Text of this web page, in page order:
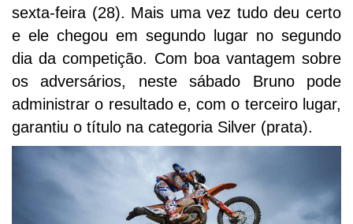
sexta-feira (28). Mais uma vez tudo deu certo
e ele chegou em segundo lugar no segundo
dia da competição. Com boa vantagem sobre
os adversários, neste sábado Bruno pode
administrar o resultado e, com o terceiro lugar,
garantiu o título na categoria Silver (prata).